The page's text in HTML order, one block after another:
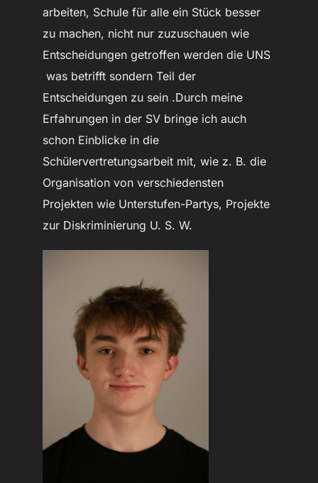
arbeiten, Schule für alle ein Stück besser
zu machen, nicht nur zuzuschauen wie
Entscheidungen getroffen werden die UNS
was betrifft sondern Teil der
Entscheidungen zu sein .Durch meine
Erfahrungen in der SV bringe ich auch
schon Einblicke in die
Schülervertretungsarbeit mit, wie z. B. die
Organisation von verschiedensten
Projekten wie Unterstufen-Partys, Projekte
zur Diskriminierung U. S. W.